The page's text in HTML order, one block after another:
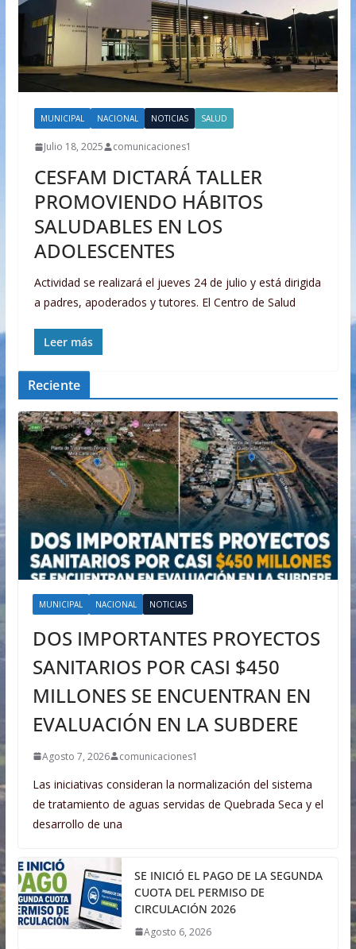
MUNICIPAL NACIONAL NOTICIAS SALUD
Julio 18, 2025 comunicaciones1
CESFAM DICTARÁ TALLER
PROMOVIENDO HÁBITOS
SALUDABLES EN LOS
ADOLESCENTES
Actividad se realizará el jueves 24 de julio y está dirigida
a padres, apoderados y tutores. El Centro de Salud
Leer más
Reciente
MUNICIPAL NACIONAL NOTICIAS
DOS IMPORTANTES PROYECTOS
SANITARIOS POR CASI $450
MILLONES SE ENCUENTRAN EN
EVALUACIÓN EN LA SUBDERE
Agosto 7, 2026 comunicaciones1
Las iniciativas consideran la normalización del sistema
de tratamiento de aguas servidas de Quebrada Seca y el
desarrollo de una
SE INICIÓ EL PAGO DE LA SEGUNDA
CUOTA DEL PERMISO DE
CIRCULACIÓN 2026
Agosto 6, 2026